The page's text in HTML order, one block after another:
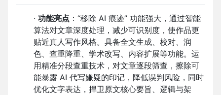
· 功能亮点 ：“移除 AI 痕迹” 功能强大，通过智能
算法对文章深度处理，减少可识别度，使作品更
贴近真人写作风格。具备全文生成、校对、润
色、查重降重、学术改写、内容扩展等功能。运
用精准分段查重技术，对文章逐段筛查，擦除可
能暴露 AI 代写嫌疑的印记，降低误判风险，同时
优化文字表达，捍卫原文核心要旨、逻辑与架